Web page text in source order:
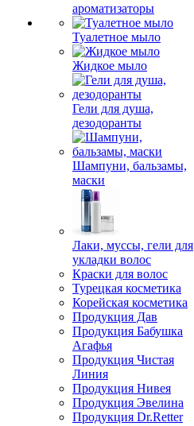
ароматизаторы
Туалетное мыло
Жидкое мыло
Гели для душа,
дезодоранты
Шампуни, бальзамы,
маски
Лаки, муссы, гели для
укладки волос
Краски для волос
Турецкая косметика
Корейская косметика
Продукция Дав
Продукция Бабушка
Агафья
Продукция Чистая
Линия
Продукция Нивея
Продукция Эвелина
Продукция Dr.Retter